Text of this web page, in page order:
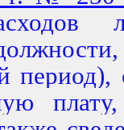
период),